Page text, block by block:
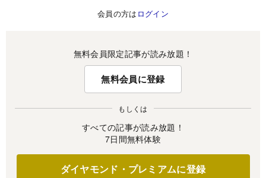
会員の方は ログイン
無料会員限定記事が読み放題！
無料会員に登録
もしくは
すべての記事が読み放題！
7日間無料体験
ダイヤモンド・プレミアムに登録